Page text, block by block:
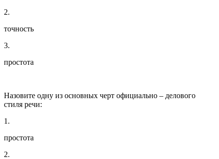
2.
точность
3.
простота
Назовите одну из основных черт официально – делового
стиля речи:
1.
простота
2.